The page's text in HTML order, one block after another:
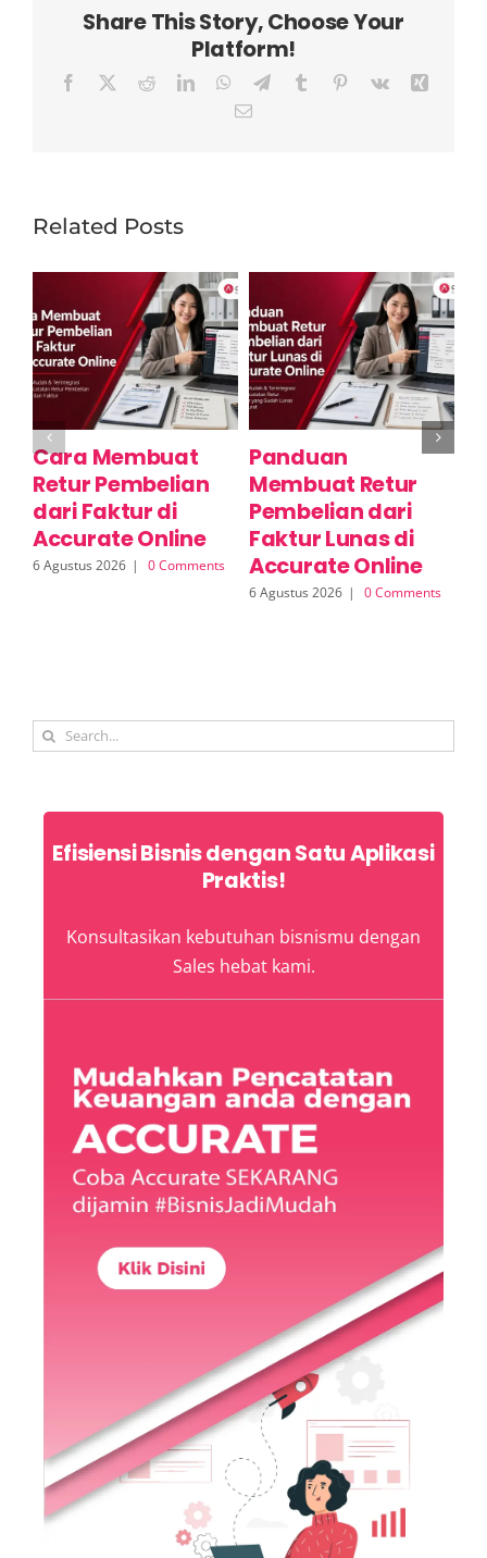
Share This Story, Choose Your
Platform!
Facebook RedditLinkedInWhatsApp
TelegramTumblr Pinterest
Vk
Email
Related Posts
Cara Membuat
Retur Pembelian
dari Faktur di
Accurate Online
6 Agustus 2026 | 0 Comments
Panduan
Membuat Retur
Pembelian dari
Faktur Lunas di
Accurate Online
6 Agustus 2026 | 0 Comments
Search
Efisiensi Bisnis dengan Satu Aplikasi
Praktis!
Konsultasikan kebutuhan bisnismu dengan
Sales hebat kami.